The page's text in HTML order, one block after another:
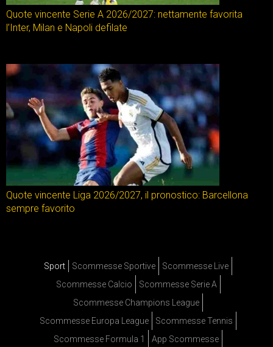
Quote vincente Serie A 2026/2027: nettamente favorita
l’Inter, Milan e Napoli defilate
Quote vincente Liga 2026/2027, il pronostico: Barcellona
sempre favorito
Sport Scommesse Sportive
Scommesse Live
Scommesse Calcio
Scommesse Serie A
Scommesse Champions League
Scommesse Europa League
Scommesse Tennis
Scommesse Formula 1
App Scommesse